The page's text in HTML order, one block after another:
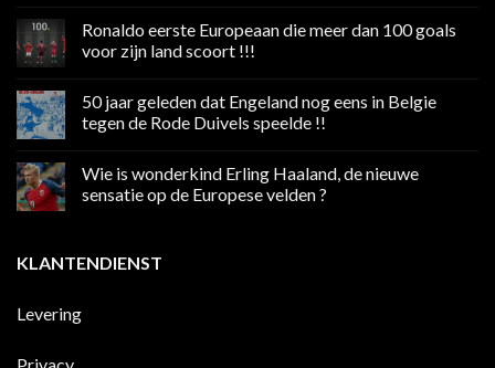
op
weekend
media
in
Premier
Ronaldo eerste Europeaan die meer dan 100 goals
voor zijn land scoort !!!
op
Ronaldo
eerste
meer
100
land
scoort
50 jaar geleden dat Engeland nog eens in Belgie
tegen de Rode Duivels speelde !!
op
jaar
nog
eens
tegen
Wie is wonderkind Erling Haaland, de nieuwe
sensatie op de Europese velden ?
Wie
is
Haaland,
KLANTENDIENST
Levering